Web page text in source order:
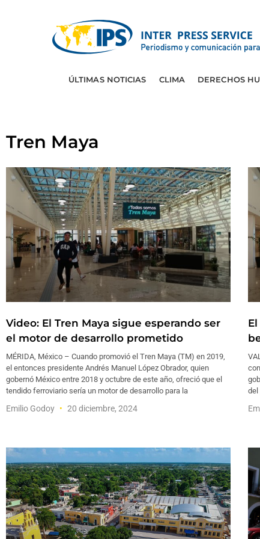
ÚLTIMAS NOTICIAS CLIMA DERECHOS
Tren Maya
Video: El Tren Maya sigue esperando ser
el motor de desarrollo prometido
MÉRIDA, México – Cuando promovió el Tren Maya (TM) en 2019,
el entonces presidente Andrés Manuel López Obrador, quien
gobernó México entre 2018 y octubre de este año, ofreció que el
tendido ferroviario sería un motor de desarrollo para la
Emilio Godoy 20 diciembre, 2024
del